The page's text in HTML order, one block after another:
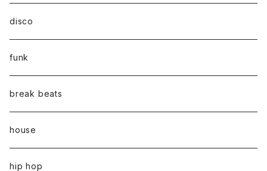
disco
funk
break beats
house
hip hop